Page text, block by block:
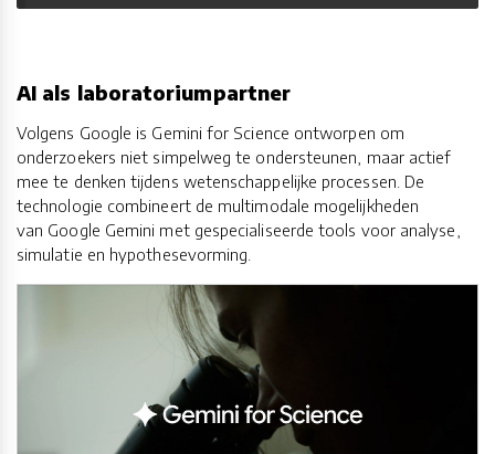
AI als laboratoriumpartner
Volgens Google is Gemini for Science ontworpen om
onderzoekers niet simpelweg te ondersteunen, maar actief
mee te denken tijdens wetenschappelijke processen. De
technologie combineert de multimodale mogelijkheden
van Google Gemini met gespecialiseerde tools voor analyse,
simulatie en hypothesevorming.